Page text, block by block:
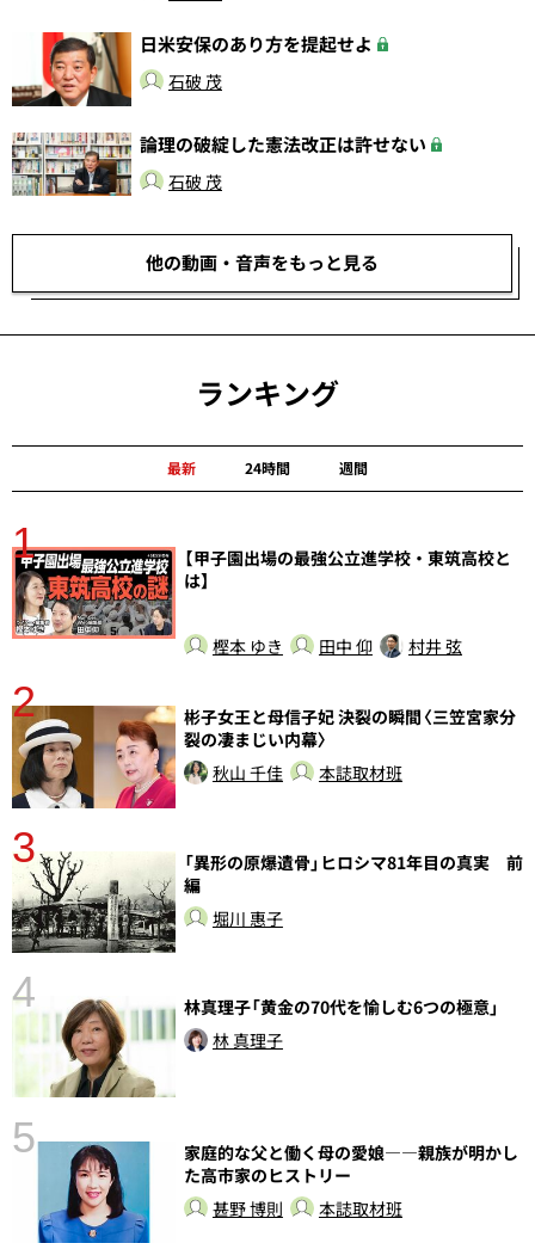
日米安保のあり方を提起せよ
石破 茂
論理の破綻した憲法改正は許せない
石破 茂
他の動画・音声をもっと見る
ランキング
最新 24時間 週間
1
【甲子園出場の最強公立進学校・東筑高校と
は】
樫本 ゆき 田中 仰 村井 弦
2
彬子女王と母信子妃 決裂の瞬間〈三笠宮家分
裂の凄まじい内幕〉
秋山 千佳
本誌取材班
3
「異形の原爆遺骨」ヒロシマ81年目の真実 前
編
堀川 惠子
4
林真理子「黄金の70代を愉しむ6つの極意」
林 真理子
5
家庭的な父と働く母の愛娘――親族が明かし
た高市家のヒストリー
甚野 博則
本誌取材班